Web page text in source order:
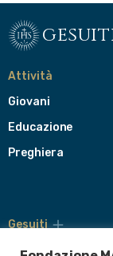
Attività
Giovani
Educazione
Preghiera
Gesuiti
di